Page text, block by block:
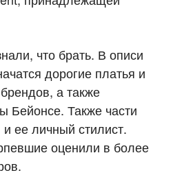
что брать. В описи
дорогие платья и
а также
Бейонсе. Также части
ее личный стилист.
оценили в более